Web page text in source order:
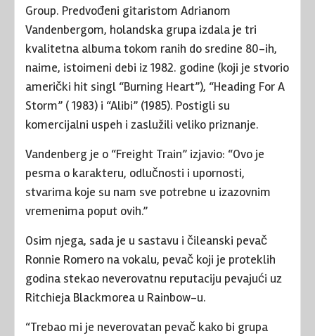
Group. Predvođeni gitaristom Adrianom
Vandenbergom, holandska grupa izdala je tri
kvalitetna albuma tokom ranih do sredine 80-ih,
naime, istoimeni debi iz 1982. godine (koji je stvorio
američki hit singl “Burning Heart”), “Heading For A
Storm” ( 1983) i “Alibi” (1985). Postigli su
komercijalni uspeh i zaslužili veliko priznanje.
Vandenberg je o “Freight Train” izjavio: “Ovo je
pesma o karakteru, odlučnosti i upornosti,
stvarima koje su nam sve potrebne u izazovnim
vremenima poput ovih.”
Osim njega, sada je u sastavu i čileanski pevač
Ronnie Romero na vokalu, pevač koji je proteklih
godina stekao neverovatnu reputaciju pevajući uz
Ritchieja Blackmorea u Rainbow-u.
“Trebao mi je neverovatan pevač kako bi grupa